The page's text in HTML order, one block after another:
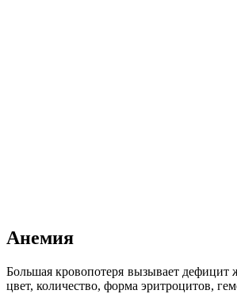
Анемия
Большая кровопотеря вызывает дефицит
цвет, количество, форма эритроцитов,